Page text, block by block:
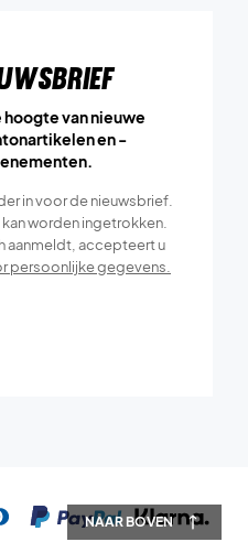
NAAR BOVEN
hoogte van nieuwe
en -
in voor de nieuwsbrief.
worden ingetrokken.
aanmeldt, accepteert u
persoonlijke gegevens.